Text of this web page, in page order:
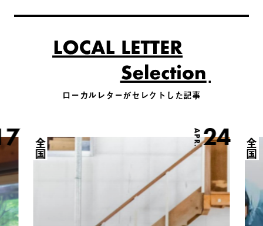
ローカルレターがセレクトした記事
APR.24
全国 全国